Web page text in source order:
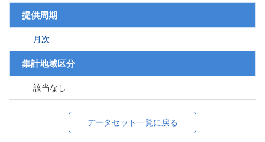
提供周期
月次
集計地域区分
該当なし
データセット一覧に戻る